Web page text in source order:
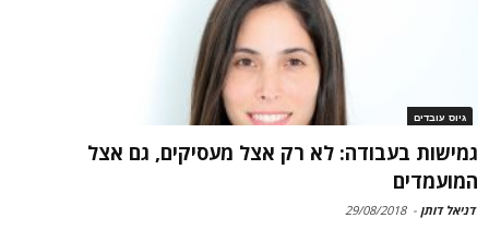
גיוס עובדים
גמישות בעבודה: לא רק אצל מעסיקים, גם אצל
המועמדים
דניאל דותן -
29/08/2018